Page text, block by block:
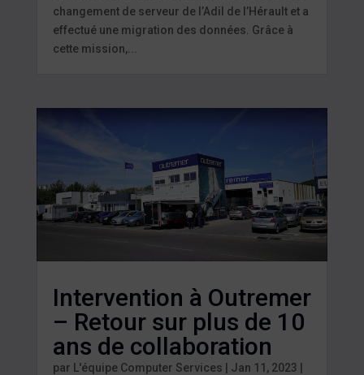
changement de serveur de l’Adil de l’Hérault et a
effectué une migration des données. Grâce à
cette mission,...
Intervention à Outremer
– Retour sur plus de 10
ans de collaboration
par L'équipe Computer Services | Jan 11, 2023 |